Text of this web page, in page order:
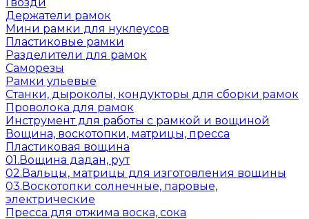
Держатели рамок
Мини рамки для нуклеусов
Пластиковые рамки
Разделители для рамок
Саморезы
Рамки ульевые
Станки, дыроколы, кондукторы для сборки рамок
Проволока для рамок
Инструмент для работы с рамкой и вощиной
Вощина, воскотопки, матрицы, пресса
Пластиковая вощина
01.Вощина дадан, рут
02.Вальцы, матрицы для изготовления вощины
03.Воскотопки солнечные, паровые,
электрические
Пресса для отжима воска, сока